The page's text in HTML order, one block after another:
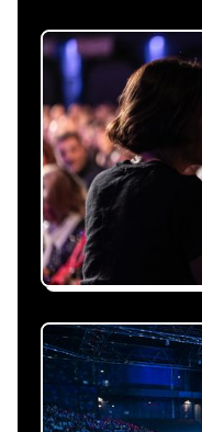
Recevez
sous 24h
Expliquez-nous
sous 24h avec
personnalisée,
événement et à
Nous
tout
Gestion du